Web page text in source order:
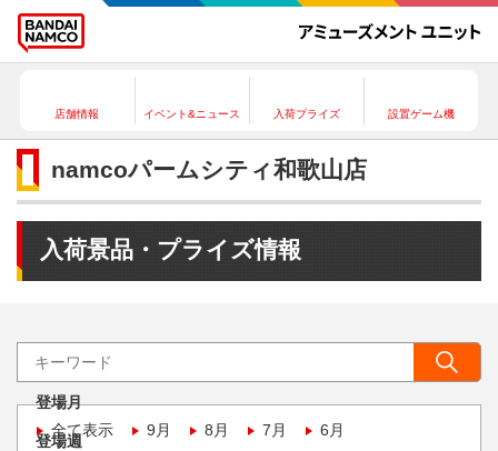
店舗情報 イベント&ニュース 入荷プライズ 設置ゲーム機
namcoパームシティ和歌山店
入荷景品・プライズ情報
登場月
全て表示
9月 8月 7月 6月
登場週